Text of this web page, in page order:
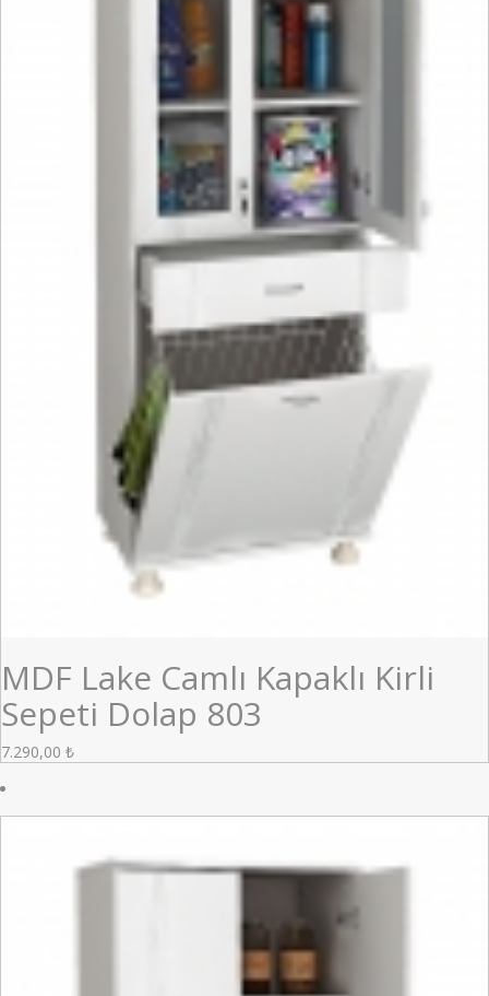
MDF Lake Camlı Kapaklı Kirli
Sepeti Dolap 803
7.290,00 ₺